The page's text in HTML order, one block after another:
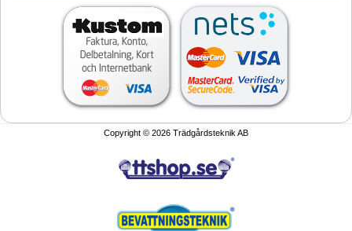
Copyright © 2026 Trädgårdsteknik AB